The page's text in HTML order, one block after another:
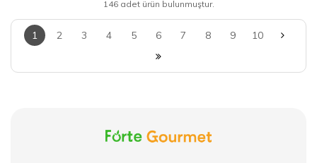
146 adet ürün bulunmuştur.
1 2 3 4 5 6 7 8 9 10